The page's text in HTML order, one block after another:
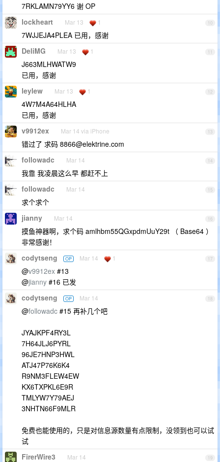
7RKLAMN79YY6 谢 OP
10
lockheart Mar 13 1
7WJJEJA4PLEA 已用，感谢
11
DeliMG Mar 13 1
J663MLHWATW9
已用，感谢
12
leylew Mar 13 1
4W7M4A64HLHA
已用，感谢
13
v9912ex Mar 14 via iPhone
错过了 求码 8866@elektrine.com
14
followadc Mar 14
我靠 我凌晨这么早 都赶不上
15
followadc Mar 14
求个求个
16
jianny Mar 14
摸鱼神器啊，求个码 amlhbm55QGxpdmUuY29t （ Base64 ）
非常感谢！
17
codytseng OP Mar 14 1
@v9912ex #13
@jianny #16 已发
18
codytseng OP Mar 14
@followadc #15 再补几个吧
JYAJKPF4RY3L
7H64JLJ6PYRL
96JE7HNP3HWL
ATJ47P76K6K4
R9NM3FLEW4EW
KX6TXPKL6E9R
TMLYW7Y79AEJ
3NHTN66F9MLR
免费也能使用的，只是对信息源数量有点限制，没领到也可以试
试
19
FirerWire3 Mar 14